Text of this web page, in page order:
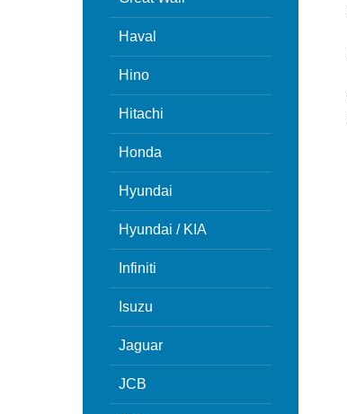
Haval
Hino
Hitachi
Honda
Hyundai
Hyundai / KIA
Infiniti
Isuzu
Jaguar
JCB